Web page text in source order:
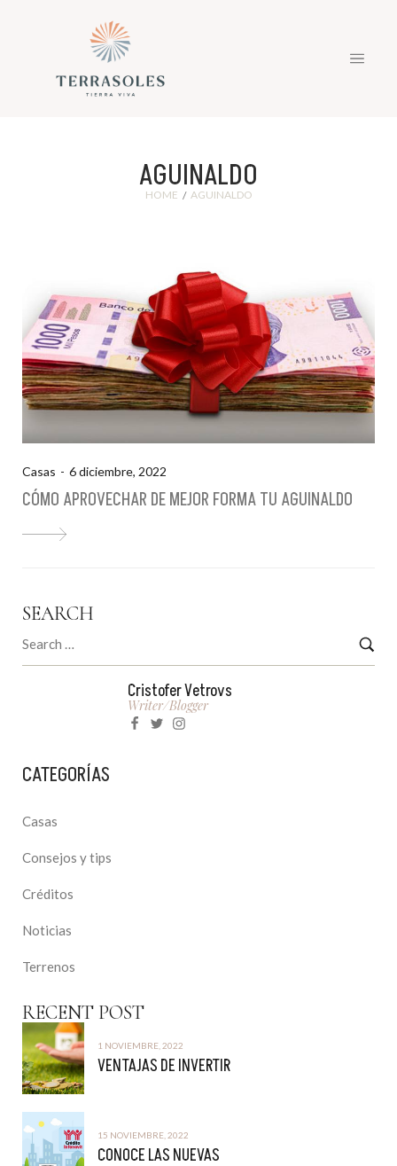
AGUINALDO
HOME / AGUINALDO
Casas 6 diciembre, 2022
CÓMO APROVECHAR DE MEJOR FORMA TU AGUINALDO
SEARCH
Cristofer Vetrovs
Writer/blogger
CATEGORÍAS
Casas
Consejos y tips
Créditos
Noticias
Terrenos
RECENT POST
1 NOVIEMBRE, 2022
VENTAJAS DE INVERTIR
15 NOVIEMBRE, 2022
CONOCE LAS NUEVAS